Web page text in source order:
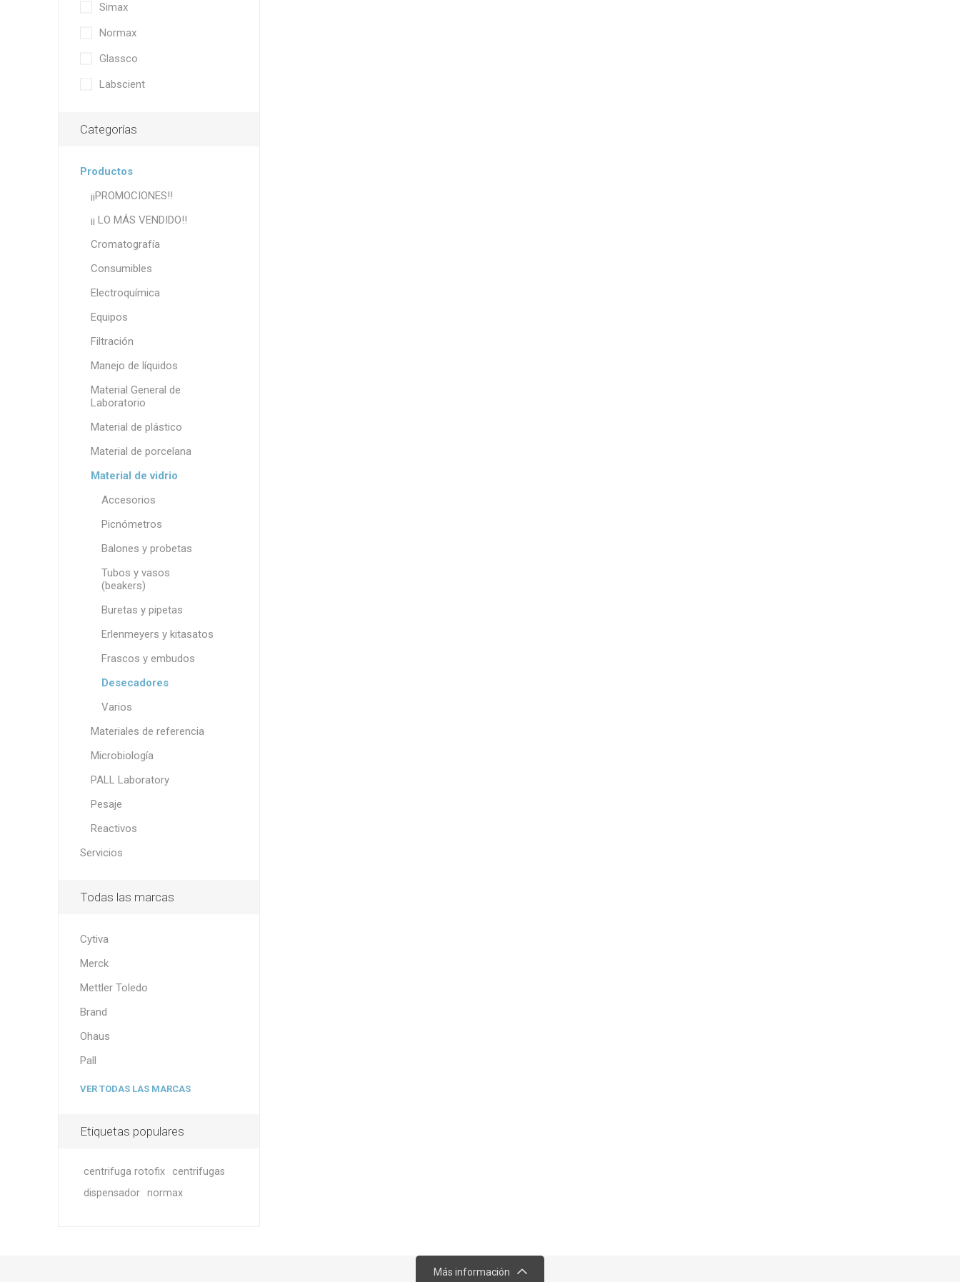
Simax
Normax
Glassco
Labscient
Categorías
Productos
¡¡PROMOCIONES!!
¡¡ LO MÁS VENDIDO!!
Cromatografía
Consumibles
Electroquímica
Equipos
Filtración
Manejo de líquidos
Material General de
Laboratorio
Material de plástico
Material de porcelana
Material de vidrio
Accesorios
Picnómetros
Balones y probetas
Tubos y vasos
(beakers)
Buretas y pipetas
Erlenmeyers y kitasatos
Frascos y embudos
Desecadores
Varios
Materiales de referencia
Microbiología
PALL Laboratory
Pesaje
Reactivos
Servicios
Todas las marcas
Cytiva
Merck
Mettler Toledo
Brand
Ohaus
Pall
VER TODAS LAS MARCAS
Etiquetas populares
centrifuga rotofix
centrifugas
dispensador
normax
Más información